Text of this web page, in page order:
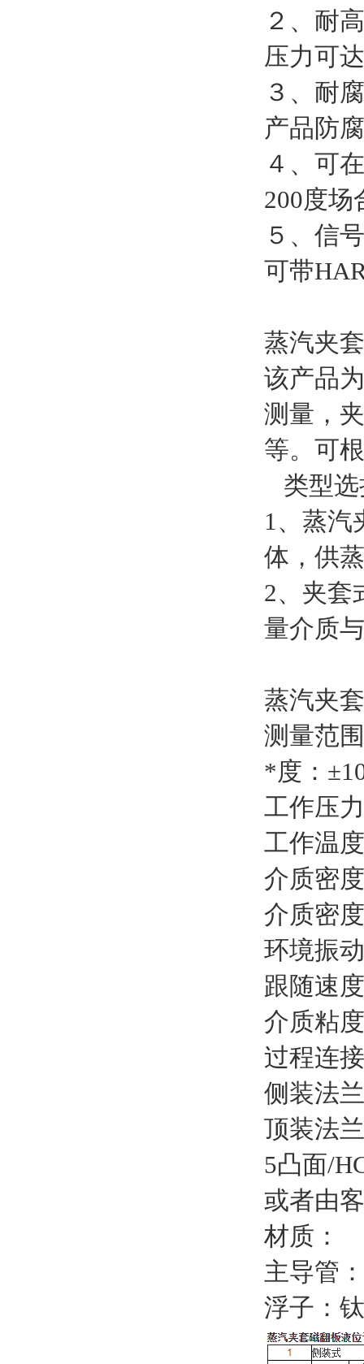
２、耐
压力可
３、耐
产品防
４、可
200度场
５、信
可带
蒸汽夹
该产品
测量，
等。可
类型选
1、蒸汽
体，供
2、夹套
量介质
蒸汽夹
测量范
*度：
工作压
工作温
介质密
介质密
环境振
跟随速
介质粘
过程连
侧装法
顶装法
5凸面/
或者由
材质：
主导管
浮子：